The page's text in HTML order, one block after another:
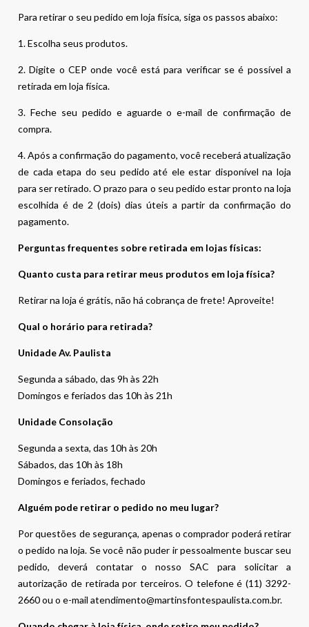
Para retirar o seu pedido em loja física, siga os passos abaixo:
1. Escolha seus produtos.
2. Digite o CEP onde você está para verificar se é possível a
retirada em loja física.
3. Feche seu pedido e aguarde o e-mail de confirmação de
compra.
4. Após a confirmação do pagamento, você receberá atualização
de cada etapa do seu pedido até ele estar disponível na loja
para ser retirado. O prazo para o seu pedido estar pronto na loja
escolhida é de 2 (dois) dias úteis a partir da confirmação do
pagamento.
Perguntas frequentes sobre retirada em lojas físicas:
Quanto custa para retirar meus produtos em loja física?
Retirar na loja é grátis, não há cobrança de frete! Aproveite!
Qual o horário para retirada?
Unidade Av. Paulista
Segunda a sábado, das 9h às 22h
Domingos e feriados das 10h às 21h
Unidade Consolação
Segunda a sexta, das 10h às 20h
Sábados, das 10h às 18h
Domingos e feriados, fechado
Alguém pode retirar o pedido no meu lugar?
Por questões de segurança, apenas o comprador poderá retirar
o pedido na loja. Se você não puder ir pessoalmente buscar seu
pedido, deverá contatar o nosso SAC para solicitar a
autorização de retirada por terceiros. O telefone é (11) 3292-
2660 ou o e-mail atendimento@martinsfontespaulista.com.br.